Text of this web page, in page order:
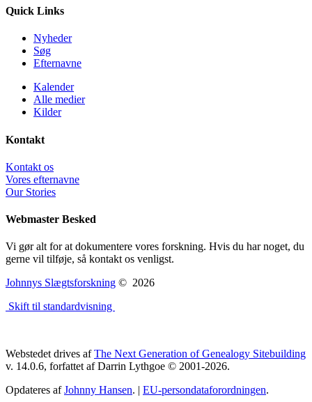
Quick Links
Nyheder
Søg
Efternavne
Kalender
Alle medier
Kilder
Kontakt
Kontakt os
Vores efternavne
Our Stories
Webmaster Besked
Vi gør alt for at dokumentere vores forskning. Hvis du har noget, du
gerne vil tilføje, så kontakt os venligst.
Johnnys Slægtsforskning © 2026
Skift til standardvisning
Webstedet drives afThe Next Generation of Genealogy Sitebuilding
v. 14.0.6, forfattet af Darrin Lythgoe © 2001-2026.
Opdateres afJohnny Hansen. | EU-persondataforordningen.